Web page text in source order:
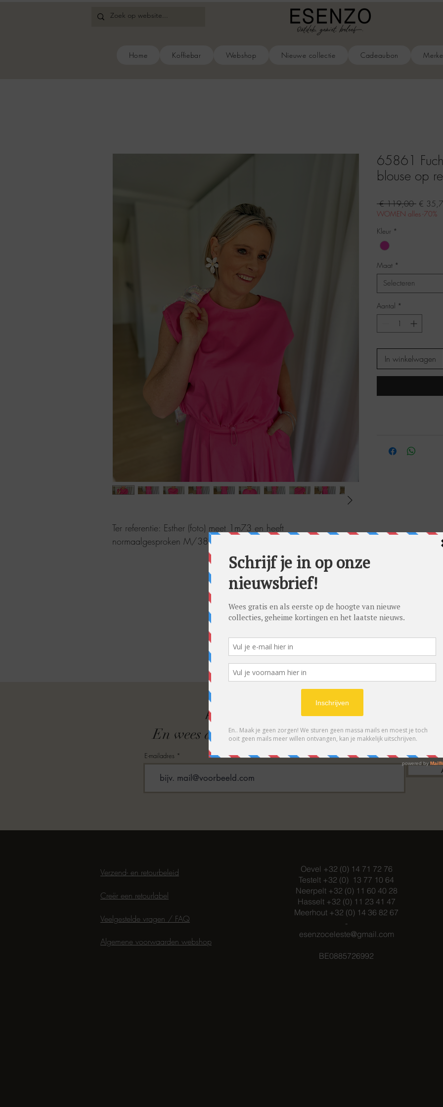
Home Koffiebar Webshop Nieuwe collectie Cadeaubon
Ter referentie: Esther (foto) meet 1m73 en heeft
normaalgesproken M/38. Ze draagt op foto maat 38.
65861
blouse op
€ 119,00
prijs
€
WOMEN alles -70%
Kleur *
Maat *
Selecteren
Aantal *
In winkelwagen
ABONNEER OP ONZE NIEUWSBRIEF
En wees als eerste op de hoogte van acties en- /
E-mailadres
Verzend- en retourbeleid
Creër een retourlabel
Veelgestelde vragen / FAQ
Oevel +32 (0) 14 71 72 76
Testelt +32 (0) 13 77 10 64
Neerpelt +32 (0) 11 60 40 28
Hasselt +32 (0) 11 23 41 47
Meerhout +32 (0) 14 36 82 67
-
esenzoceleste@gmail.com
BE0885726992
Algemene voorwaarden webshop